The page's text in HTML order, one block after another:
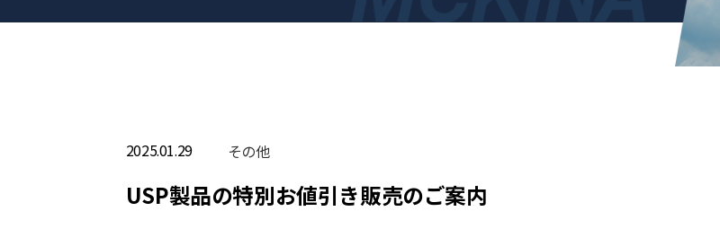
2025.01.29 その他
USP製品の特別お値引き販売のご案内